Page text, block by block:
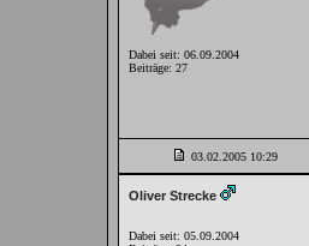
Dabei seit: 06.09.2004
Beiträge: 27
03.02.2005 10:29
Oliver Strecke
Dabei seit: 05.09.2004